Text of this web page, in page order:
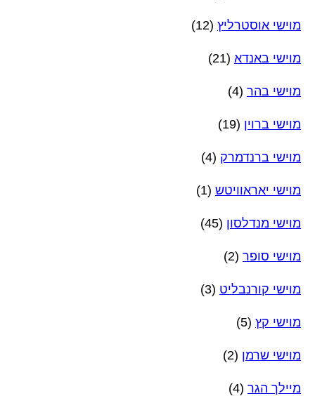
מוישי אוסטרליץ (12)
מוישי באנדא (21)
מוישי בהר (4)
מוישי ברוין (19)
מוישי ברנדמרק (4)
מוישי יאראוויטש (1)
מוישי מנדלסון (45)
מוישי סופר (2)
מוישי קורנבליט (3)
מוישי קץ (5)
מוישי שרמן (2)
מיילך הגר (4)